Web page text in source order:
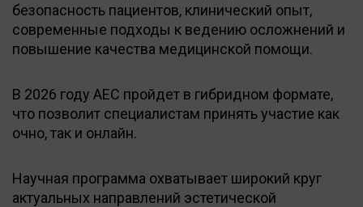
безопасность пациентов, клинический опыт,
современные подходы к ведению осложнений и
повышение качества медицинской помощи.
В 2026 году AEC пройдет в гибридном формате,
что позволит специалистам принять участие как
очно, так и онлайн.
Научная программа охватывает широкий круг
актуальных направлений эстетической